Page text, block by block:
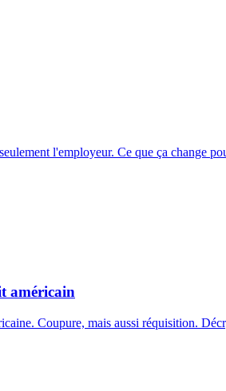
l'employeur. Ce que ça change
américain
Coupure, mais aussi réquisition.